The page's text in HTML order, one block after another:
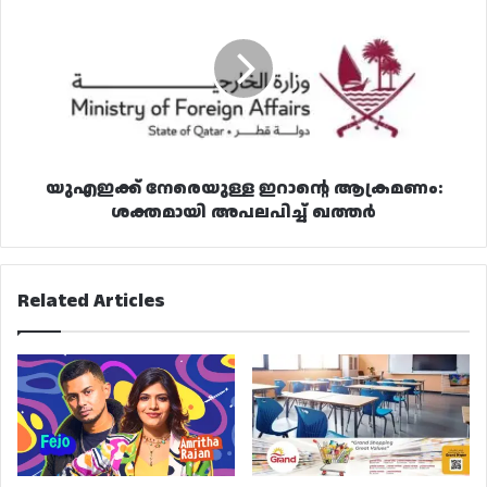
ശക്തമായി
അപലപിച്ച്
യുഎഇക്ക് നേരെയുള്ള ഇറാൻ്റെ ആക്രമണം:
ശക്തമായി അപലപിച്ച് ഖത്തർ
Related Articles